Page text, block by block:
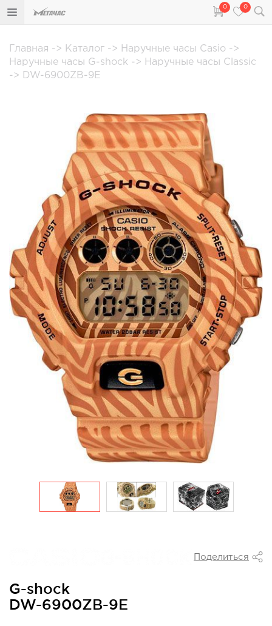
0 0
Главная -> Каталог -> Наручные часы Casio ->
Наручные часы G-shock -> Наручные часы Classic
-> DW-6900ZB-9E
Поделиться
G-shock
DW-6900ZB-9E